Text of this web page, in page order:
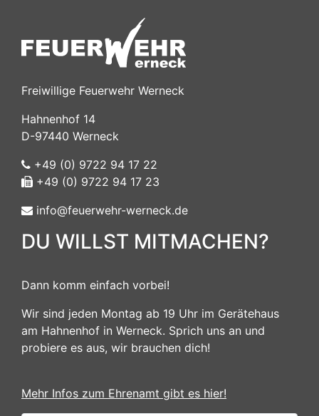
Freiwillige Feuerwehr Werneck
Hahnenhof 14
D-97440 Werneck
+49 (0) 9722 94 17 22
+49 (0) 9722 94 17 23
info@feuerwehr-werneck.de
DU WILLST MITMACHEN?
Dann komm einfach vorbei!
Wir sind jeden Montag ab 19 Uhr im Gerätehaus
am Hahnenhof in Werneck. Sprich uns an und
probiere es aus, wir brauchen dich!
Mehr Infos zum Ehrenamt gibt es hier!